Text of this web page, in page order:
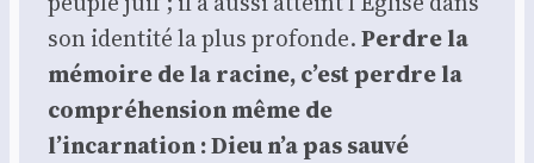
son iden­ti­té la plus pro­fonde.Perdre la
mémoire de la racine, c’est perdre la
com­pré­hen­sion même de
l’incarnation : Dieu n’a pas sau­vé